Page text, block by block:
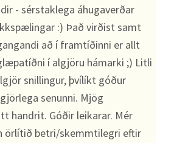
- sérstaklega áhugaverðar
:) Það virðist samt
að í framtíðinni er allt
í algjöru hámarki ;) Litli
snillingur, þvílíkt góður
senunni. Mjög
handrit. Góðir leikarar. Mér
örlítið betri/skemmtilegri eftir